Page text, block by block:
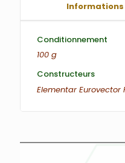
Conditionnement
100 g
Constructeurs
ElementarEurovector